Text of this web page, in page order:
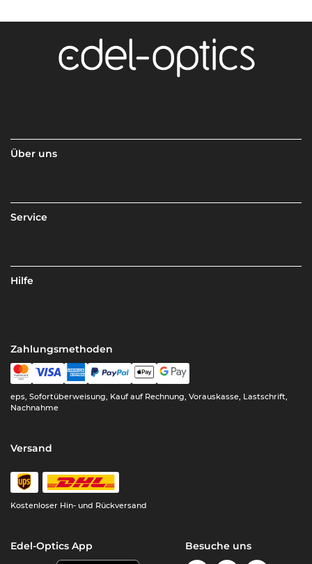
Über uns
Service
Hilfe
Zahlungsmethoden
eps, Sofortüberweisung, Kauf auf Rechnung, Vorauskasse, Lastschrift,
Nachnahme
Versand
Kostenloser Hin- und Rückversand
Edel-Optics App Besuche uns